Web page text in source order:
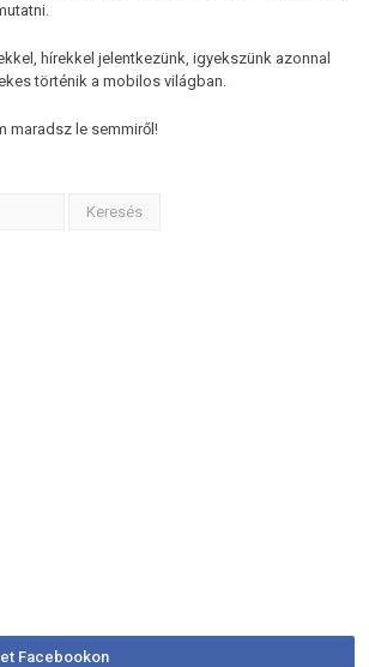
hírekkel jelentkezünk, igyekszünk azonnal
történik a mobilos világban.
maradsz le semmiről!
Facebookon